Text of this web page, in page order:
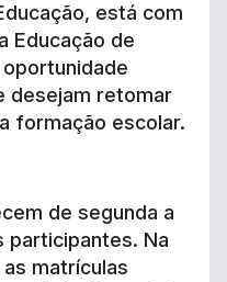
está com
Educação de
desejam retomar
formação escolar.
de segunda a
participantes. Na
matrículas